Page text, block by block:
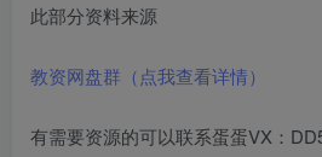
此部分资料来源
教资网盘群（点我查看详情）
有需要资源的可以联系蛋蛋VX：